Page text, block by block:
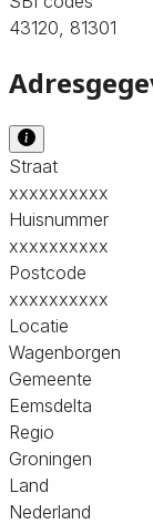
43120, 81301
Straat
xxxxxxxxxx
Huisnummer
xxxxxxxxxx
Postcode
xxxxxxxxxx
Locatie
Wagenborgen
Gemeente
Eemsdelta
Regio
Groningen
Land
Nederland